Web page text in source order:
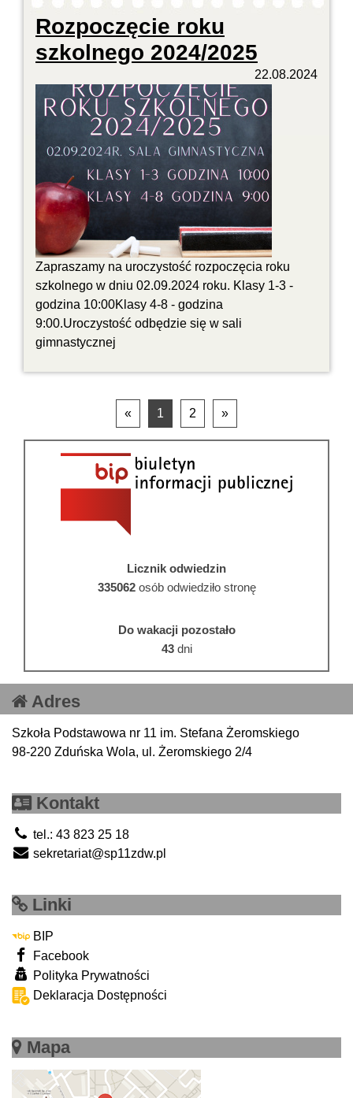
Licznik odwiedzin
335062osób odwiedziło stronę
Do wakacji pozostało
43dni
Rozpoczęcie roku
szkolnego 2024/2025
22.08.2024
Zapraszamy na uroczystość rozpoczęcia roku
szkolnego w dniu 02.09.2024 roku. Klasy 1-3 -
godzina 10:00Klasy 4-8 - godzina
9:00.Uroczystość odbędzie się w sali
gimnastycznej
« 1 2 »
Adres
Szkoła Podstawowa nr 11 im. Stefana Żeromskiego
98-220 Zduńska Wola, ul. Żeromskiego 2/4
Kontakt
tel.: 43 823 25 18
sekretariat@sp11zdw.pl
Linki
BIP
Facebook
Polityka Prywatności
Deklaracja Dostępności
Mapa